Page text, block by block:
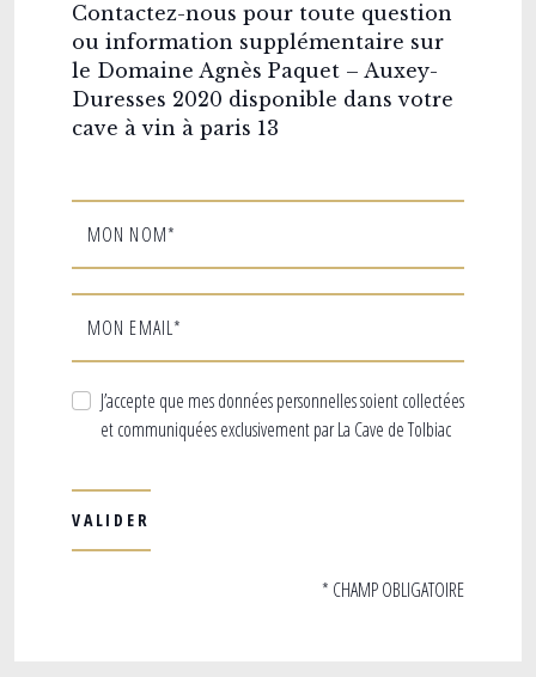
Contactez-nous pour toute question
ou information supplémentaire sur
le Domaine Agnès Paquet – Auxey-
Duresses 2020 disponible dans votre
cave à vin à paris 13
MON NOM*
MON EMAIL*
J’accepte que mes données personnelles soient collectées
et communiquées exclusivement par La Cave de Tolbiac
* CHAMP OBLIGATOIRE